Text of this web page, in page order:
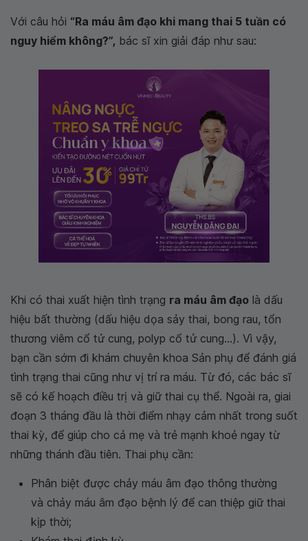
Với câu hỏi “Ra máu âm đạo khi mang thai 5 tuần có
nguy hiểm không?”, bác sĩ xin giải đáp như sau:
Khi có thai xuất hiện tình trạng ra máu âm đạo là dấu
hiệu bất thường (dấu hiệu dọa sảy thai, bong rau, tổn
thương viêm cổ tử cung, polyp cổ tử cung...). Vì vậy,
bạn cần sớm đi khám chuyên khoa Sản phụ để đánh giá
tình trạng thai cũng như vị trí ra máu. Từ đó, các bác sĩ
sẽ có kế hoạch điều trị và giữ thai cụ thể. Ngoài ra, giai
đoạn 3 tháng đầu là thời điểm nhạy cảm nhất trong suốt
thai kỳ, để giúp cho cả mẹ và trẻ mạnh khoẻ ngay từ
những thánh đầu tiên. Thai phụ cần:
Phân biệt được chảy máu âm đạo thông thường
và chảy máu âm đạo bệnh lý để can thiệp giữ thai
kịp thời;